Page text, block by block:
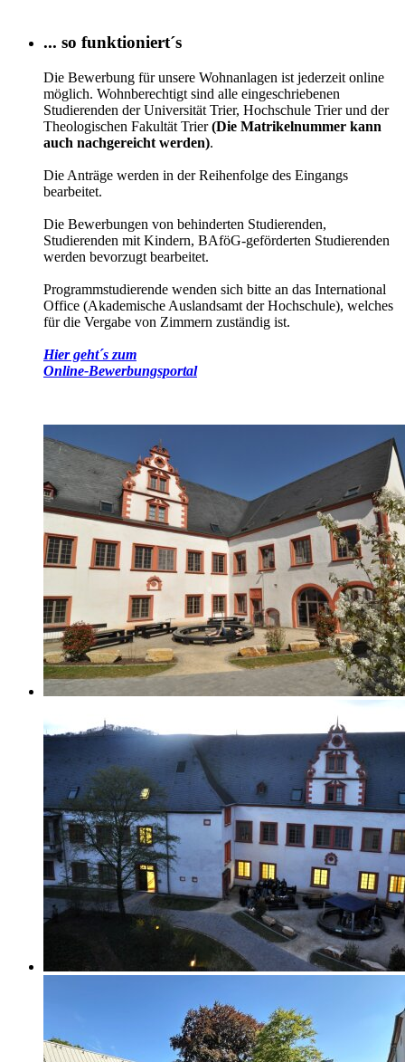
... so funktioniert´s
Die Bewerbung für unsere Wohnanlagen ist jederzeit online
möglich. Wohnberechtigt sind alle eingeschriebenen
Studierenden der Universität Trier, Hochschule Trier und der
Theologischen Fakultät Trier(Die Matrikelnummer kann
auch nachgereicht werden).
Die Anträge werden in der Reihenfolge des Eingangs
bearbeitet.
Die Bewerbungen von behinderten Studierenden,
Studierenden mit Kindern, BAföG-geförderten Studierenden
werden bevorzugt bearbeitet.
Programmstudierende wenden sich bitte an das International
Office (Akademische Auslandsamt der Hochschule), welches
für die Vergabe von Zimmern zuständig ist.
Hier geht´s zum
Online-Bewerbungsportal